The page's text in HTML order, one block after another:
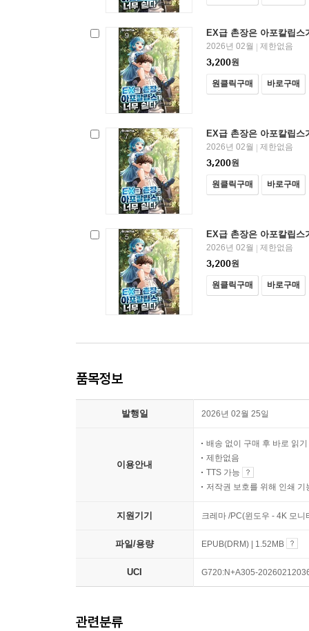
EX급 촌장은 아포칼립스
2026년 02월 | 제한없음
3,200원
원클릭구매 바로구매
EX급 촌장은 아포칼립스
2026년 02월 | 제한없음
3,200원
원클릭구매 바로구매
EX급 촌장은 아포칼립스
2026년 02월 | 제한없음
3,200원
원클릭구매 바로구매
품목정보
발행일 2026년 02월 25일
이용안내
배송 없이 구매 후 바로 읽기
제한없음
TTS 가능
저작권 보호를 위해 인쇄 기
지원기기 크레마 /PC(윈도우 - 4K 모
파일/용량 EPUB(DRM) | 1.52MB
UCI G720:N+A305-
관련분류